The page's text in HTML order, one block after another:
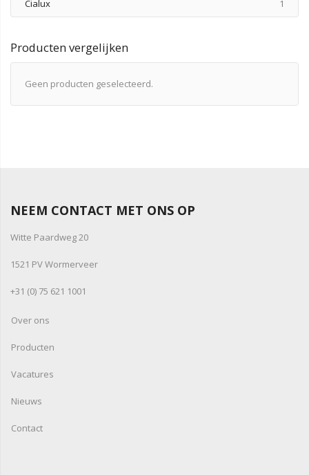
Cialux 1
Producten vergelijken
Geen producten geselecteerd.
NEEM CONTACT MET ONS OP
Witte Paardweg 20
1521 PV Wormerveer
+31 (0) 75 621 1001
Over ons
Producten
Vacatures
Nieuws
Contact